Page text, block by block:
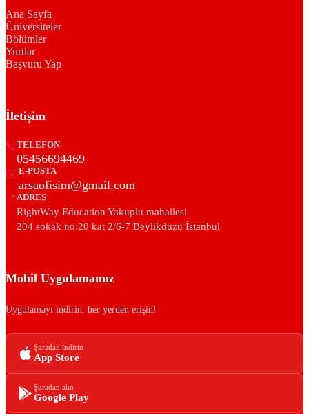
Ana Sayfa
Üniversiteler
Bölümler
Yurtlar
Başvuru Yap
İletişim
📞TELEFON
05456694469
✉️E-POSTA
arsaofisim@gmail.com
📍 ADRES
RightWay Education Yakuplu mahallesi
204 sokak no:20 kat 2/6-7 Beylikdüzü İstanbul
Mobil Uygulamamız
Uygulamayı indirin, her yerden erişin!
Şuradan indirin
App Store
Şuradan alın
Google Play